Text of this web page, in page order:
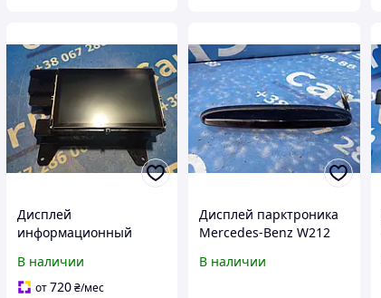
Дисплей
информационный
Kadjar (2015 - 2022),
280342118R
В наличии
от720₴/мес
Дисплей парктроника
Mercedes-Benz W212
A0015424723
В наличии